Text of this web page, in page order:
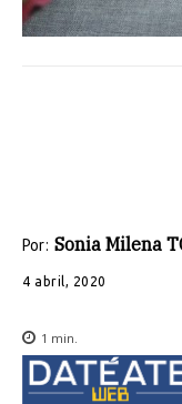
Por: Sonia Milena
4 abril, 2020
1 min.